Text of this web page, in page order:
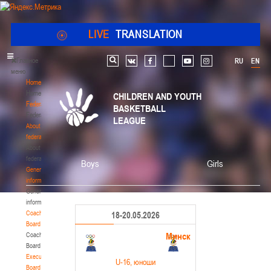
LIVE TRANSLATION
Главное
меню
Home
Home
Federation
Federation
About
federation
About
federation
General
information
General
information
Coaching
Board
Coaching
Board
Executive
Board
RU EN
Search vk facebook youtube instagram
CHILDREN AND YOUTH
BASKETBALL
LEAGUE
Boys Girls
18-20.05.2026
Минск
U-16 , юноши